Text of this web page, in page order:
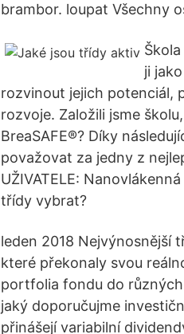
brambor. loupat Všechny
ji
rozvinout jejich potenciál,
rozvoje. Založili jsme
BreaSAFE®? Díky
považovat za jedny z
UŽIVATELE:
třídy vybrat?
leden 2018 Nejvýnosnější
které překonaly svou
portfolia fondu do
jaký doporučujme
přinášejí variabilní